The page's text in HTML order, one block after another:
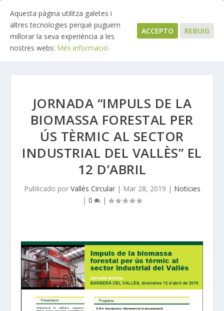
JORNADA “IMPULS DE LA
BIOMASSA FORESTAL PER
ÚS TÈRMIC AL SECTOR
INDUSTRIAL DEL VALLÈS” EL
12 D’ABRIL
Publicado por Vallès Circular| Mar 28, 2019 | Noticies
| 0 |
Aquesta pàgina utilitza galetes i
altres tecnologies perquè puguem
millorar la seva experiència a les
nostres webs: Més informació.
ACCEPTO REBUIG